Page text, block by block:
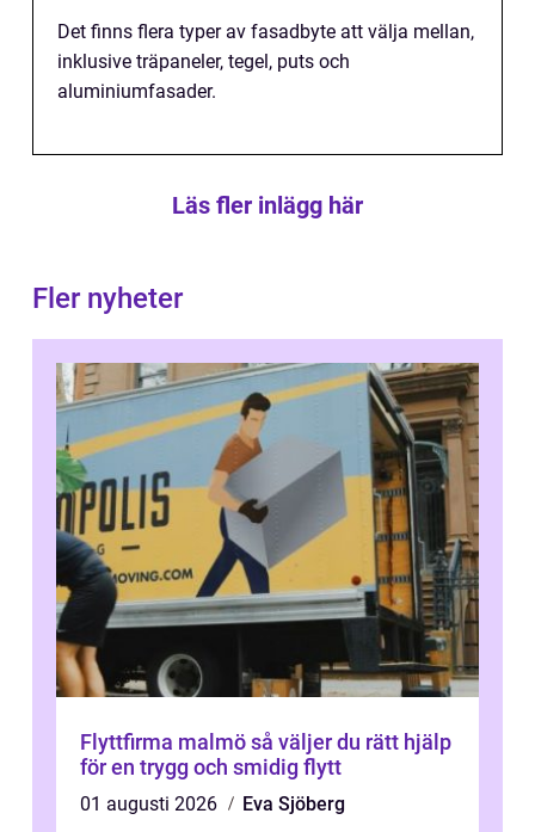
Det finns flera typer av fasadbyte att välja mellan,
inklusive träpaneler, tegel, puts och
aluminiumfasader.
Läs fler inlägg här
Fler nyheter
Flyttfirma malmö så väljer du rätt hjälp
för en trygg och smidig flytt
01 augusti 2026
Eva Sjöberg